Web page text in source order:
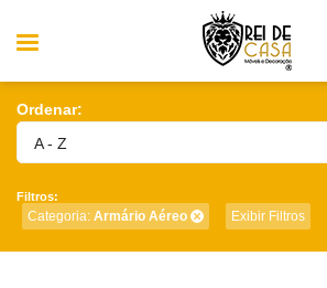
Ordenar:
A - Z
Filtros:
Categoria: Armário Aéreo Exibir Filtros